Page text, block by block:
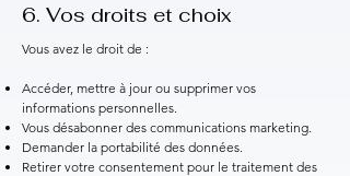
6. Vos droits et choix
Vous avez le droit de :
Accéder, mettre à jour ou supprimer vos
informations personnelles.
Vous désabonner des communications marketing.
Demander la portabilité des données.
Retirer votre consentement pour le traitement des